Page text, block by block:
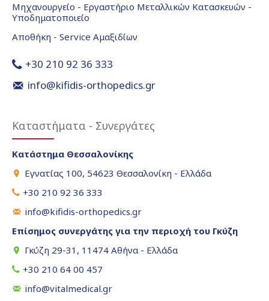
Μηχανουργείο - Εργαστήριο Μεταλλικών Κατασκευών -
Υποδηματοποιείο
Αποθήκη - Service Αμαξιδίων
+30 210 92 36 333
info@kifidis-orthopedics.gr
Καταστήματα - Συνεργάτες
Κατάστημα Θεσσαλονίκης
Εγνατίας 100, 54623 Θεσσαλονίκη - Ελλάδα
+30 210 92 36 333
info@kifidis-orthopedics.gr
Επίσημος συνεργάτης για την περιοχή του Γκύζη
Γκύζη 29-31, 11474 Αθήνα - Ελλάδα
+30 210 64 00 457
info@vitalmedical.gr